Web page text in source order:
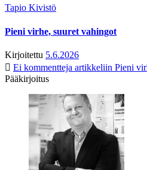
Tapio Kivistö
Pieni virhe, suuret vahingot
Kirjoitettu 5.6.2026
Ei kommentteja artikkeliin Pieni
Pääkirjoitus